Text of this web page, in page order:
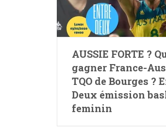
AUSSIE FORTE ?
gagner France-
TQO de Bourges ?
Deux émission
feminin